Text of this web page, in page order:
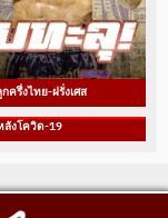
ครึ่งไทย-ฝรั่งเศส
ลังโควิด-19